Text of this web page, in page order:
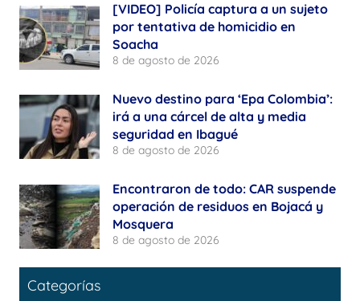
[VIDEO] Policía captura a un sujeto
por tentativa de homicidio en
Soacha
8 de agosto de 2026
Nuevo destino para ‘Epa Colombia’:
irá a una cárcel de alta y media
seguridad en Ibagué
8 de agosto de 2026
Encontraron de todo: CAR suspende
operación de residuos en Bojacá y
Mosquera
8 de agosto de 2026
Categorías